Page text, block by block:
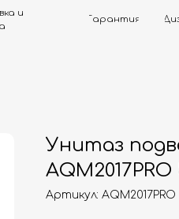
Дизайнерам
Унитаз
Артикул: AQM2017PRO